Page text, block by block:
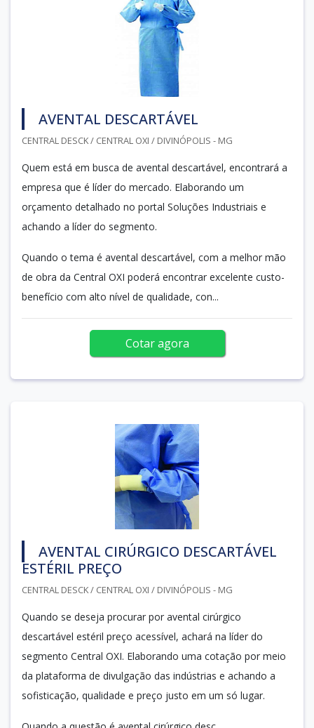
AVENTAL DESCARTÁVEL
CENTRAL DESCK / CENTRAL OXI / DIVINÓPOLIS - MG
Quem está em busca de avental descartável, encontrará a
empresa que é líder do mercado. Elaborando um
orçamento detalhado no portal Soluções Industriais e
achando a líder do segmento.
Quando o tema é avental descartável, com a melhor mão
de obra da Central OXI poderá encontrar excelente custo-
benefício com alto nível de qualidade, con...
Cotar agora
AVENTAL CIRÚRGICO DESCARTÁVEL
ESTÉRIL PREÇO
CENTRAL DESCK / CENTRAL OXI / DIVINÓPOLIS - MG
Quando se deseja procurar por avental cirúrgico
descartável estéril preço acessível, achará na líder do
segmento Central OXI. Elaborando uma cotação por meio
da plataforma de divulgação das indústrias e achando a
sofisticação, qualidade e preço justo em um só lugar.